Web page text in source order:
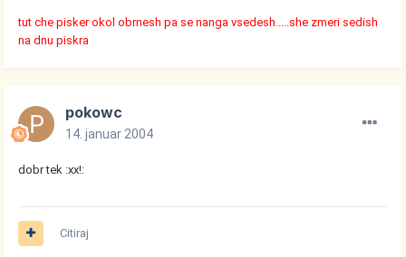
tut che pisker okol obrnesh pa se nanga vsedesh.....she zmeri sedish
na dnu piskra
pokowc
14. januar 2004
dobr tek :xx!:
Citiraj